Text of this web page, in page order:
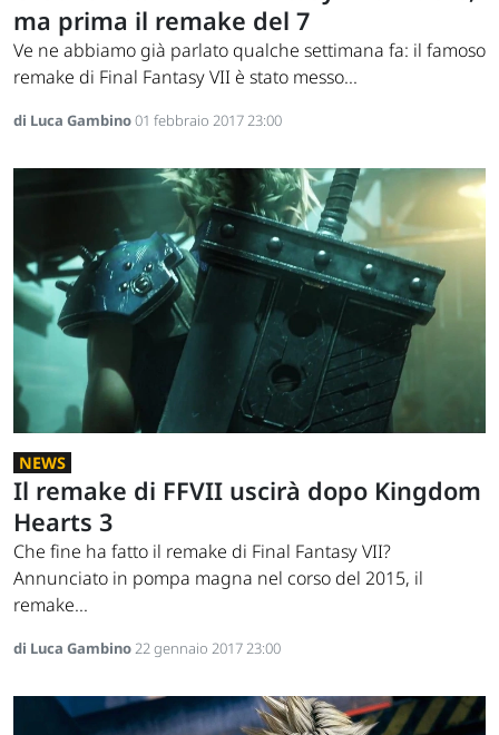
ma prima il remake del 7
Ve ne abbiamo già parlato qualche settimana fa: il famoso
remake di Final Fantasy VII è stato messo...
di Luca Gambino01 febbraio 2017 23:00
NEWS
Il remake di FFVII uscirà dopo Kingdom
Hearts 3
Che fine ha fatto il remake di Final Fantasy VII?
Annunciato in pompa magna nel corso del 2015, il
remake...
di Luca Gambino22 gennaio 2017 23:00